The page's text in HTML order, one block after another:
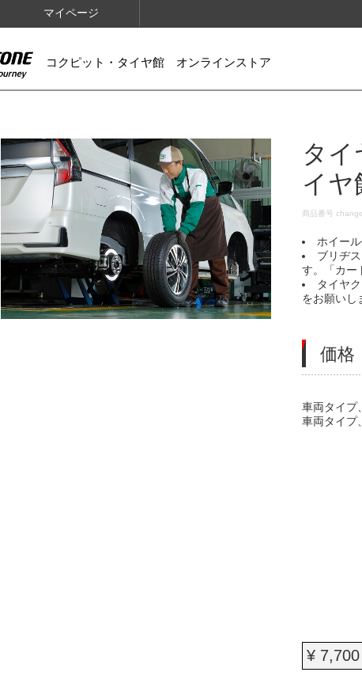
マイページ
コクピット・タイヤ館 オンラインストア
IMAGES
タイ
イヤ
DETAILS
商品番号
ホイー
ブリヂ
す。「カー
タイヤ
をお願いし
価格
車両タイプ
車両タイプ
¥